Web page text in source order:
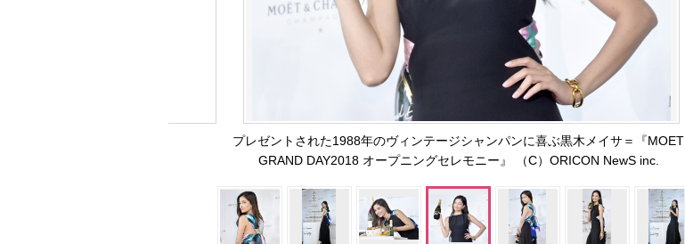
プレゼントされた1988年のヴィンテージシャンパンに喜ぶ黒木メイサ＝『MOET
GRAND DAY2018 オープニングセレモニー』 （C）ORICON NewS inc.